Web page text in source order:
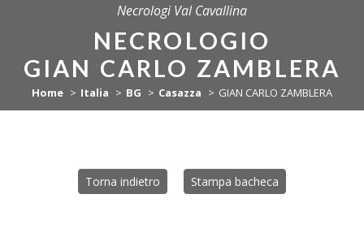
Necrologi Val Cavallina
NECROLOGIO
GIAN CARLO ZAMBLERA
Home Italia BG Casazza GIAN CARLO ZAMBLERA
Torna indietro Stampa bacheca